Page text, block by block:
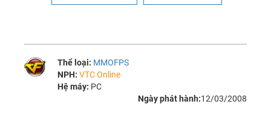
Thể loại: MMOFPS
NPH:VTC Online
Hệ máy: PC
Ngày phát hành:12/03/2008